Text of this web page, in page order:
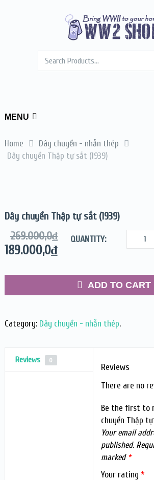
MENU
Home
Dây chuyền - nhẫn thép
Dây chuyền Thập tự sắt (1939)
Dây chuyền Thập tự sắt (1939)
269.000,0₫
189.000,0₫
QUANTITY:
ADD TO CART
Category: Dây chuyền - nhẫn thép.
Reviews 0
Reviews
There are no
Be the first to
chuyền Thập tự
Your email
published.
marked *
Your rating*